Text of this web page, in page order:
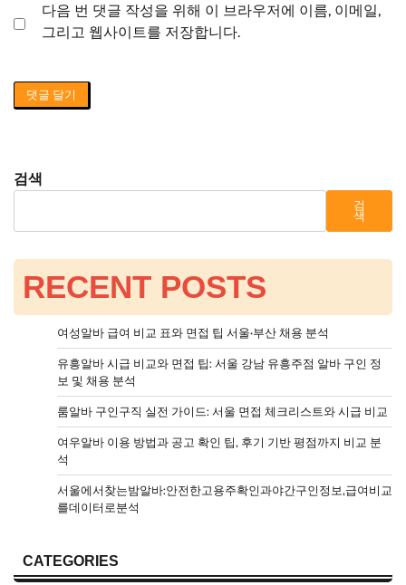
다음 번 댓글 작성을 위해 이 브라우저에 이름, 이메일,
그리고 웹사이트를 저장합니다.
검색
검
색
RECENT POSTS
여성알바 급여 비교 표와 면접 팁 서울·부산 채용 분석
유흥알바 시급 비교와 면접 팁: 서울 강남 유흥주점 알바 구인 정
보 및 채용 분석
룸알바 구인구직 실전 가이드: 서울 면접 체크리스트와 시급 비교
여우알바 이용 방법과 공고 확인 팁, 후기 기반 평점까지 비교 분
석
서울에서찾는밤알바:안전한고용주확인과야간구인정보,급여비교
를데이터로분석
CATEGORIES